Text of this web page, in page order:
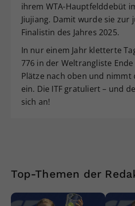
ihrem WTA-Hauptfelddebüt
Jiujiang. Damit wurde sie zur
Finalistin des Jahres 2025.
In nur einem Jahr kletterte
776 in der Weltrangliste Ende
Plätze nach oben und nimmt
ein. Die ITF gratuliert – und
sich an!
Top-Themen der